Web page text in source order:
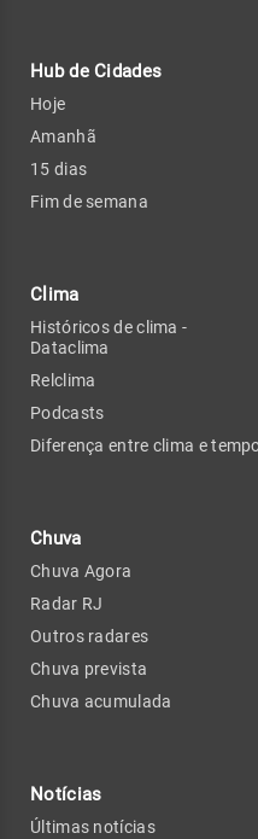
Hub de Cidades
Hoje
Amanhã
15 dias
Fim de semana
Clima
Históricos de clima -
Dataclima
Relclima
Podcasts
Diferença entre clima e
Chuva
Chuva Agora
Radar RJ
Outros radares
Chuva prevista
Chuva acumulada
Notícias
Últimas notícias